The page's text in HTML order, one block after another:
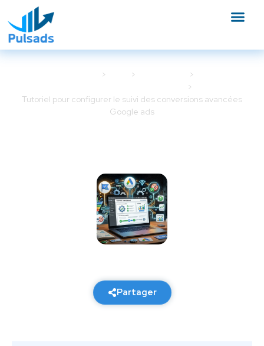
Tutoriel pour configurer le suivi des conversions avancées
Google ads
Partager